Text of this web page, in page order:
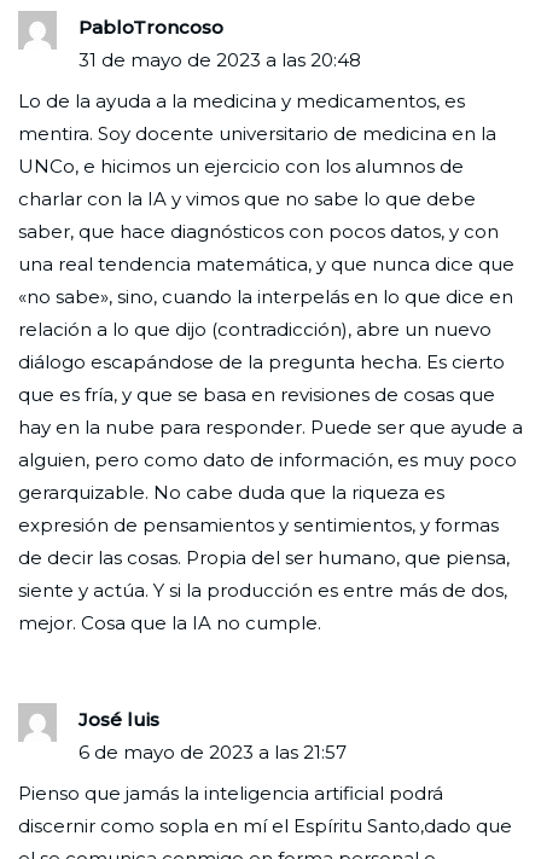
PabloTroncoso
31 de mayo de 2023 a las 20:48
Lo de la ayuda a la medicina y medicamentos, es
mentira. Soy docente universitario de medicina en la
UNCo, e hicimos un ejercicio con los alumnos de
charlar con la IA y vimos que no sabe lo que debe
saber, que hace diagnósticos con pocos datos, y con
una real tendencia matemática, y que nunca dice que
«no sabe», sino, cuando la interpelás en lo que dice en
relación a lo que dijo (contradicción), abre un nuevo
diálogo escapándose de la pregunta hecha. Es cierto
que es fría, y que se basa en revisiones de cosas que
hay en la nube para responder. Puede ser que ayude a
alguien, pero como dato de información, es muy poco
gerarquizable. No cabe duda que la riqueza es
expresión de pensamientos y sentimientos, y formas
de decir las cosas. Propia del ser humano, que piensa,
siente y actúa. Y si la producción es entre más de dos,
mejor. Cosa que la IA no cumple.
José luis
6 de mayo de 2023 a las 21:57
Pienso que jamás la inteligencia artificial podrá
discernir como sopla en mí el Espíritu Santo,dado que